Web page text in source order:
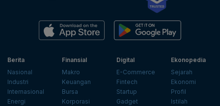
Berita
Nasional
Industri
Internasional
Energi
Finansial
Makro
Keuangan
Bursa
Korporasi
Digital
E-Commerce
Fintech
Startup
Gadget
Ekonopedia
Sejarah
Ekonomi
Profil
Istilah